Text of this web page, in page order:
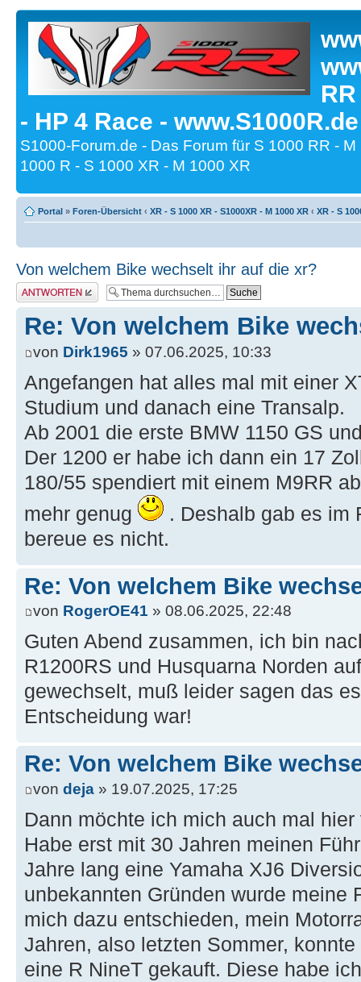
- HP 4 Race -
S1000-Forum.de - Das Forum für S 1000 RR -
1000 R - S 1000 XR - M 1000 XR
Portal » Foren-Übersicht ‹ XR - S 1000 XR - S1000XR - M 1000 XR ‹ XR - S
Von welchem Bike wechselt ihr auf die xr?
Antwort erstellen
Re: Von welchem Bike
von Dirk1965 » 07.06.2025, 10:33
Angefangen hat alles mal mit einer
Studium und danach eine Transalp.
Ab 2001 die erste BMW 1150 GS
Der 1200 er habe ich dann ein 17
180/55 spendiert mit einem M9RR
mehr genug
. Deshalb gab es im
bereue es nicht.
Re: Von welchem Bike
von RogerOE41 » 08.06.2025, 22:48
Guten Abend zusammen, ich bin
R1200RS und Husquarna Norden
gewechselt, muß leider sagen das
Entscheidung war!
Re: Von welchem Bike
von deja » 19.07.2025, 17:25
Dann möchte ich mich auch mal
Habe erst mit 30 Jahren meinen
Jahre lang eine Yamaha XJ6
unbekannten Gründen wurde meine
mich dazu entschieden, mein
Jahren, also letzten Sommer,
eine R NineT gekauft. Diese habe